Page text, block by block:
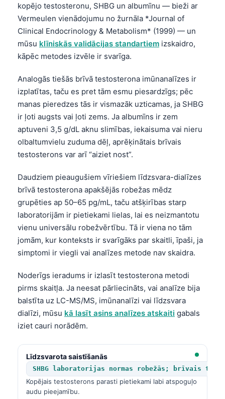
kopējo testosteronu, SHBG un albumīnu — bieži ar
Vermeulen vienādojumu no žurnāla *Journal of
Clinical Endocrinology & Metabolism* (1999) — un
mūsu klīniskās validācijas standartiem izskaidro,
kāpēc metodes izvēle ir svarīga.
Analogās tiešās brīvā testosterona imūnanalīzes ir
izplatītas, taču es pret tām esmu piesardzīgs; pēc
manas pieredzes tās ir vismazāk uzticamas, ja SHBG
ir ļoti augsts vai ļoti zems. Ja albumīns ir zem
aptuveni 3,5 g/dL aknu slimības, iekaisuma vai nieru
olbaltumvielu zuduma dēļ, aprēķinātais brīvais
testosterons var arī “aiziet nost”.
Daudziem pieaugušiem vīriešiem līdzsvara-dialīzes
brīvā testosterona apakšējās robežas mēdz
grupēties ap 50–65 pg/mL, taču atšķirības starp
laboratorijām ir pietiekami lielas, lai es neizmantotu
vienu universālu robežvērtību. Tā ir viena no tām
jomām, kur konteksts ir svarīgāks par skaitli, īpaši, ja
simptomi ir viegli vai analīzes metode nav skaidra.
Noderīgs ieradums ir izlasīt testosterona metodi
pirms skaitļa. Ja neesat pārliecināts, vai analīze bija
balstīta uz LC-MS/MS, imūnanalīzi vai līdzsvara
dialīzi, mūsu kā lasīt asins analīzes atskaiti gabals
iziet cauri norādēm.
Līdzsvarota saistīšanās
SHBG laboratorijas normas robežās; brīvais
Kopējais testosterons parasti pietiekami labi atspoguļo
audu pieejamību.